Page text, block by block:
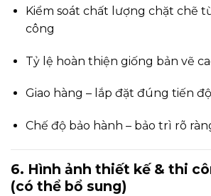
Kiểm soát chất lượng chặt chẽ
công
Tỷ lệ hoàn thiện giống bản vẽ
Giao hàng – lắp đặt đúng tiến độ
Chế độ bảo hành – bảo trì rõ
6. Hình ảnh thiết kế & thi
(có thể bổ sung)